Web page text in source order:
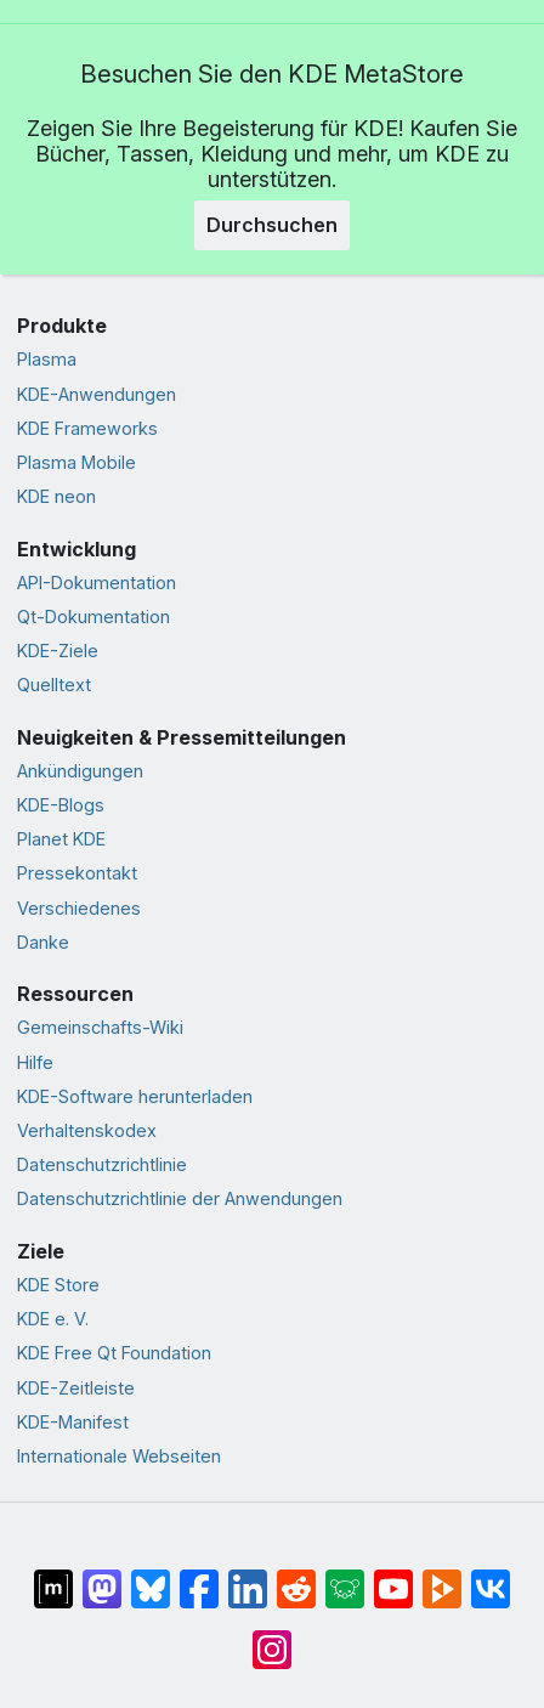
Besuchen Sie den KDE MetaStore
Zeigen Sie Ihre Begeisterung für KDE! Kaufen Sie
Bücher, Tassen, Kleidung und mehr, um KDE zu
unterstützen.
Durchsuchen
Produkte
Plasma
KDE-Anwendungen
KDE Frameworks
Plasma Mobile
KDE neon
Entwicklung
API-Dokumentation
Qt-Dokumentation
KDE-Ziele
Quelltext
Neuigkeiten & Pressemitteilungen
Ankündigungen
KDE-Blogs
Planet KDE
Pressekontakt
Verschiedenes
Danke
Ressourcen
Gemeinschafts-Wiki
Hilfe
KDE-Software herunterladen
Verhaltenskodex
Datenschutzrichtlinie
Datenschutzrichtlinie der Anwendungen
Ziele
KDE Store
KDE e. V.
KDE Free Qt Foundation
KDE-Zeitleiste
KDE-Manifest
Internationale Webseiten